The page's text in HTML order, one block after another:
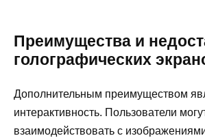
Преимущества и
голографических
Дополнительным преимуществом
интерактивность. Пользователи
взаимодействовать с